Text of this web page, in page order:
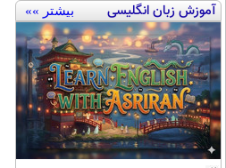
آموزش زبان انگلیسی بیشتر »»